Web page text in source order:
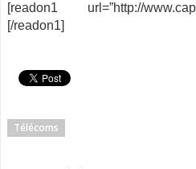
[readon1 url=”http://
[/readon1]
Télécoms